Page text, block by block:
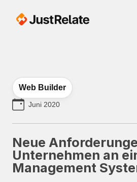
Web Builder
Juni 2020
Neue
Unternehmen an
Management